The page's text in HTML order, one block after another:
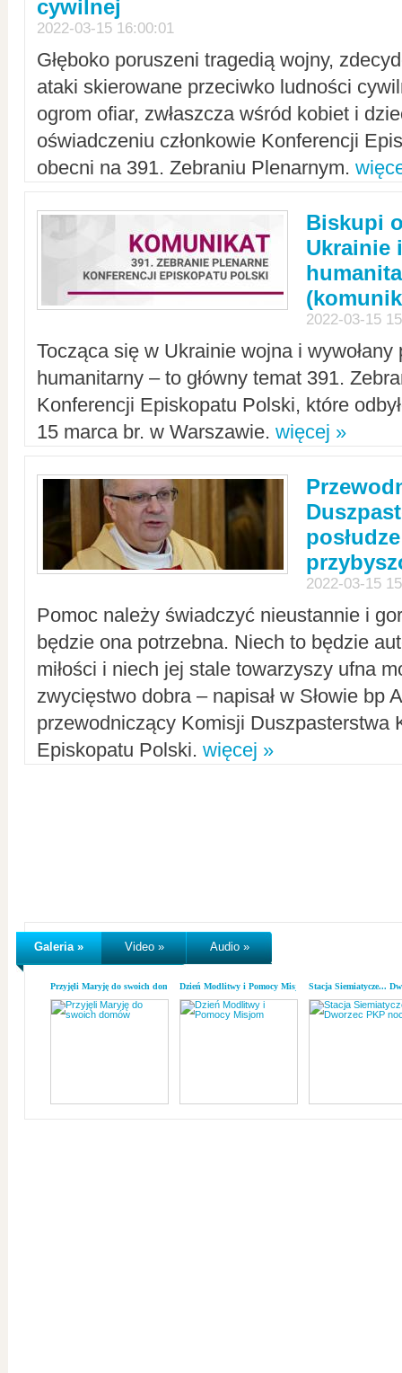
cywilnej
2022-03-15 16:00:01
Głęboko poruszeni tragedią wojny,
ataki skierowane przeciwko ludności
ogrom ofiar, zwłaszcza wśród kobiet i
oświadczeniu członkowie Konferencji
obecni na 391. Zebraniu Plenarnym.
Biskupi
Ukrainie
2022-03-15
Tocząca się w Ukrainie wojna i
humanitarny – to główny temat 391.
Konferencji Episkopatu Polski, które
15 marca br. w Warszawie. więcej »
2022-03-15
Pomoc należy świadczyć nieustannie i
będzie ona potrzebna. Niech to będzie
miłości i niech jej stale towarzyszy ufna
zwycięstwo dobra – napisał w Słowie bp
przewodniczący Komisji Duszpasterstwa
Episkopatu Polski. więcej »
Galeria » Video » Audio »
Przyjęli Maryję do swoich domówDzień Modlitwy i Pomocy MisjomStacja Siemiatycze...